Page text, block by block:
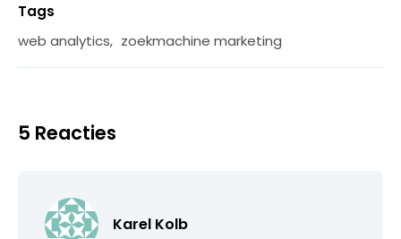
Tags
web analytics, zoekmachine marketing
5 Reacties
Karel Kolb